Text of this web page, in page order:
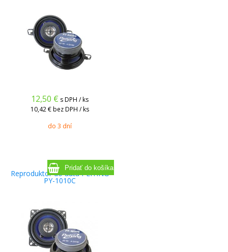
12,50 € s DPH / ks
10,42 € bez DPH / ks
do 3 dní
Reproduktor do auta PEIYING
PY-1010C